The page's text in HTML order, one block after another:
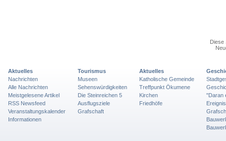
Diese
Aktuelles
Nachrichten
Alle Nachrichten
Meistgelesene Artikel
RSS Newsfeed
Veranstaltungskalender
Informationen
Tourismus
Museen
Sehenswürdigkeiten
Die Steinreichen 5
Ausflugsziele
Grafschaft
Aktuelles
Katholische Gemeinde
Treffpunkt Ökumene
Kirchen
Friedhöfe
"Daran